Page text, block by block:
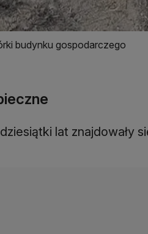
budynku gospodarczego
lat znajdowały